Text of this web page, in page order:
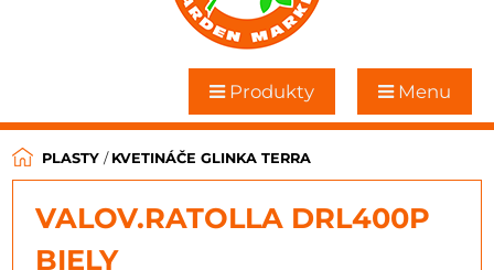
Produkty Menu
PLASTY / KVETINÁČE GLINKA TERRA
VALOV.RATOLLA DRL400P
BIELY